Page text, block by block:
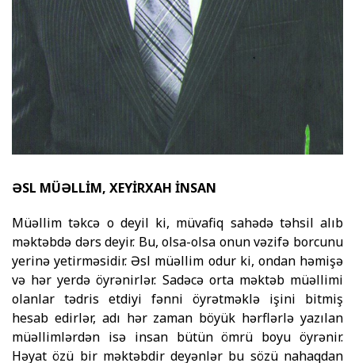
ƏSL MÜƏLLİM, XEYİRXAH İNSAN
Müəllim təkcə o deyil ki, müvafiq sahədə təhsil alıb
məktəbdə dərs deyir. Bu, olsa-olsa onun vəzifə borcunu
yerinə yetirməsidir. Əsl mü­­əllim odur ki, ondan həmişə
və hər yerdə öy­rə­nirlər. Sadəcə orta məktəb müəllimi
olan­lar təd­ris etdiyi fənni öyrətməklə işini bitmiş
hesab edirlər, adı hər zaman böyük hərflərlə yazılan
müəllimlərdən isə insan bütün ömrü boyu öyrə­nir.
Həyat özü bir məktəbdir deyən­lər bu sözü nahaqdan